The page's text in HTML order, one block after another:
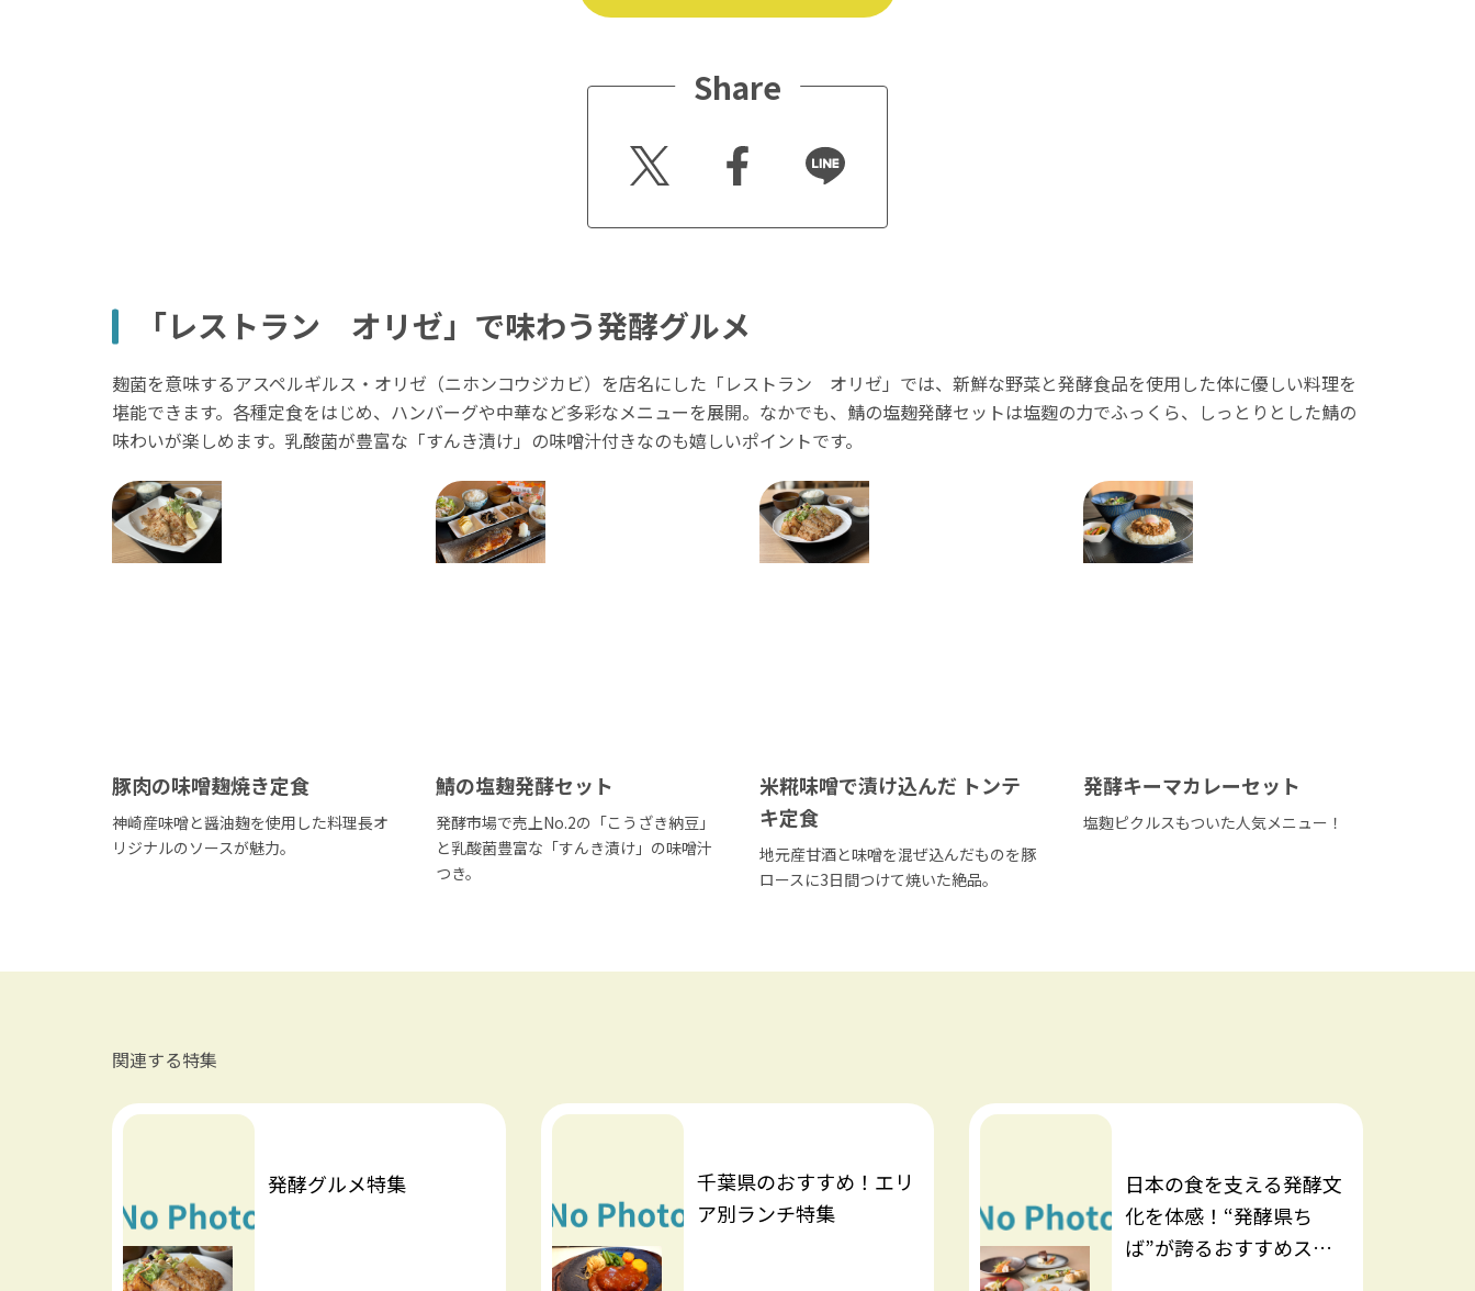
Share
Twitt
er
Faceb
ook
Line
「レストラン オリゼ」で味わう発酵グルメ
麹菌を意味するアスペルギルス・オリゼ（ニホンコウジカビ）を店名にした「レストラン オリゼ」では、新鮮な野菜と発酵食品を使用した体に優しい料理を
堪能できます。各種定食をはじめ、ハンバーグや中華など多彩なメニューを展開。なかでも、鯖の塩麹発酵セットは塩麴の力でふっくら、しっとりとした鯖の
味わいが楽しめます。乳酸菌が豊富な「すんき漬け」の味噌汁付きなのも嬉しいポイントです。
豚肉の味噌麹焼き定食
神崎産味噌と醤油麹を使用した料理長オ
リジナルのソースが魅力。
鯖の塩麹発酵セット
発酵市場で売上No.2の「こうざき納豆」
と乳酸菌豊富な「すんき漬け」の味噌汁
つき。
米糀味噌で漬け込んだ トンテ
キ定食
地元産甘酒と味噌を混ぜ込んだものを豚
ロースに3日間つけて焼いた絶品。
発酵キーマカレーセット
塩麴ピクルスもついた人気メニュー！
関連する特集
発酵グルメ特集
千葉県のおすすめ！エリ
ア別ランチ特集
日本の食を支える発酵文
化を体感！“発酵県ち
ば”が誇るおすすめスポ